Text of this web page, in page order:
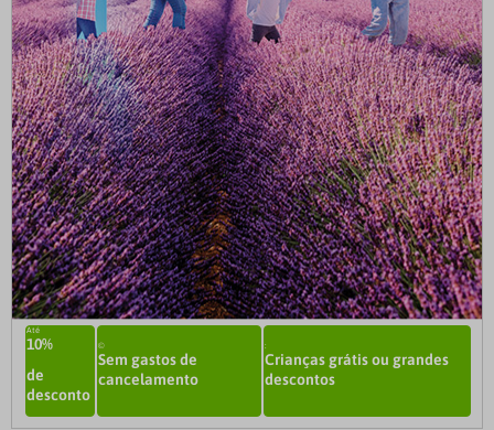
Até
10%
de
desconto
©
Sem gastos de
cancelamento
:
Crianças grátis ou grandes
descontos